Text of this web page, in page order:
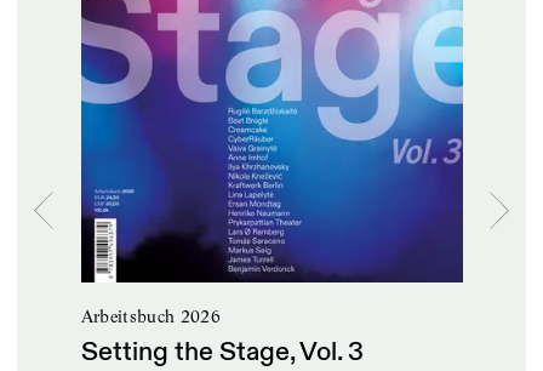
Arbeitsbuch 2026
Setting the Stage, Vol. 3